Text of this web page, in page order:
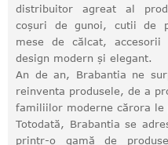
distribuitor agreat al
coșuri de gunoi, cutii de
mese de călcat,
design modern și elegant.
An de an, Brabantia ne
reinventa produsele, de a
familiilor moderne cărora le
Totodată, Brabantia se
printr-o gamă de